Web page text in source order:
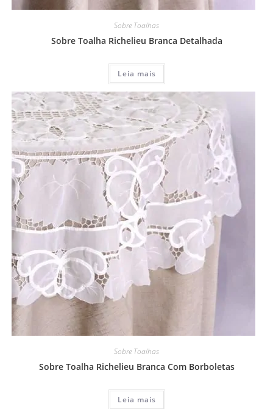
Sobre Toalhas
Sobre Toalha Richelieu Branca Detalhada
Leia mais
Sobre Toalhas
Sobre Toalha Richelieu Branca Com Borboletas
Leia mais